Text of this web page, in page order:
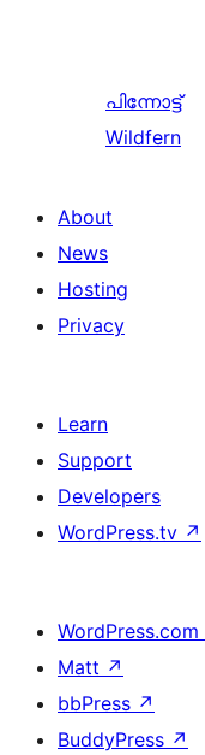
പിന്നോട്ട്
Wildfern
About
News
Hosting
Privacy
Learn
Support
Developers
WordPress.tv ↗
WordPress.com
Matt ↗
bbPress ↗
BuddyPress ↗